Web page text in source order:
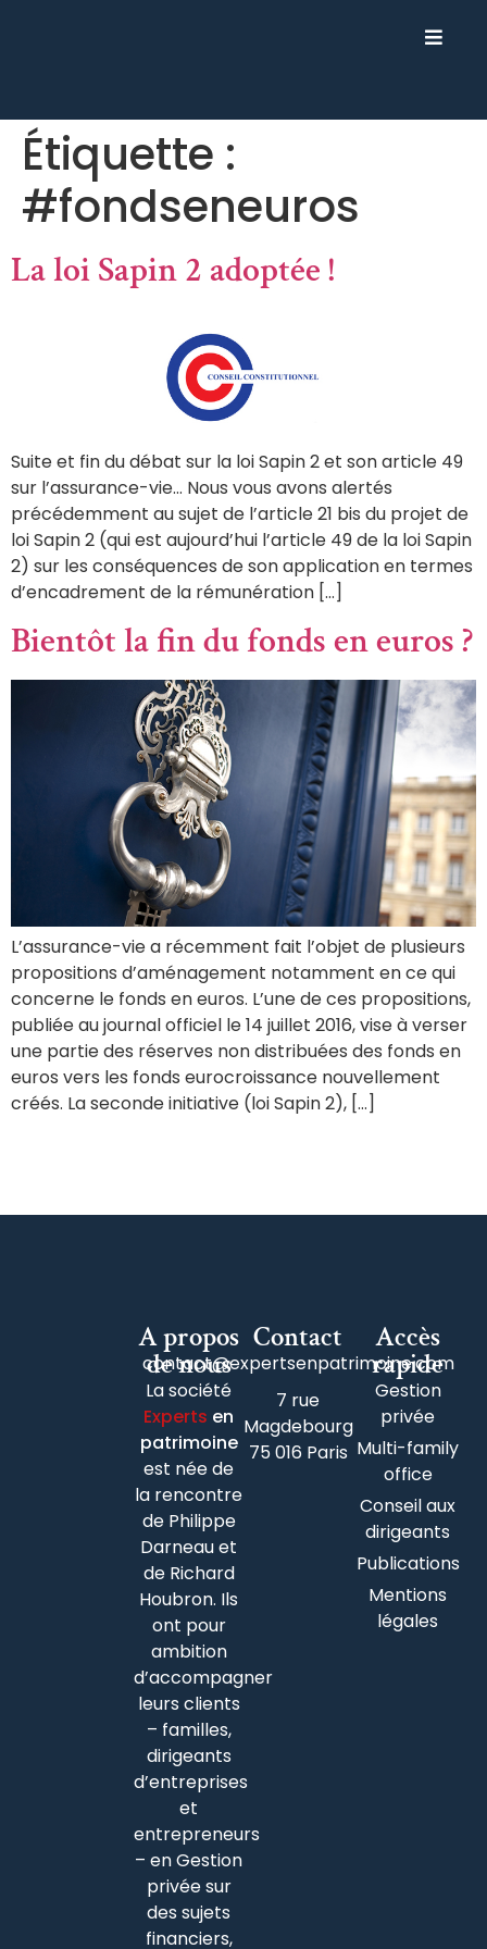
Étiquette :
#fondseneuros
La loi Sapin 2 adoptée !
Suite et fin du débat sur la loi Sapin 2 et son article 49
sur l’assurance-vie… Nous vous avons alertés
précédemment au sujet de l’article 21 bis du projet de
loi Sapin 2 (qui est aujourd’hui l’article 49 de la loi Sapin
2) sur les conséquences de son application en termes
d’encadrement de la rémunération […]
Bientôt la fin du fonds en euros ?
L’assurance-vie a récemment fait l’objet de plusieurs
propositions d’aménagement notamment en ce qui
concerne le fonds en euros. L’une de ces propositions,
publiée au journal officiel le 14 juillet 2016, vise à verser
une partie des réserves non distribuées des fonds en
euros vers les fonds eurocroissance nouvellement
créés. La seconde initiative (loi Sapin 2), […]
A propos
de nous
La société
Experts en
patrimoine
est née de
la rencontre
de Philippe
Darneau et
de Richard
Houbron. Ils
ont pour
ambition
d’accompagner
leurs clients
– familles,
dirigeants
d’entreprises
et
entrepreneurs
– en Gestion
privée sur
des sujets
financiers,
Contact
contact@expertsenpatrimoine.com
7 rue
Magdebourg
75 016 Paris
Accès
rapide
Gestion
privée
Multi-family
office
Conseil aux
dirigeants
Publications
Mentions
légales